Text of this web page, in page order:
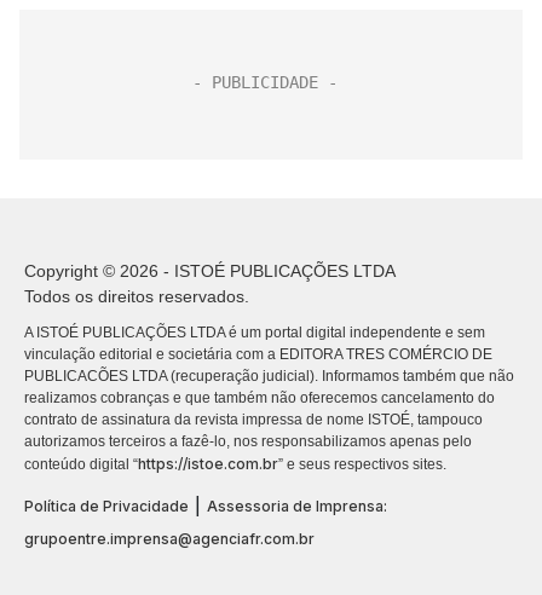
Copyright © 2026 - ISTOÉ PUBLICAÇÕES LTDA
Todos os direitos reservados.
A ISTOÉ PUBLICAÇÕES LTDA é um portal digital independente e sem
vinculação editorial e societária com a EDITORA TRES COMÉRCIO DE
PUBLICACÕES LTDA (recuperação judicial). Informamos também que não
realizamos cobranças e que também não oferecemos cancelamento do
contrato de assinatura da revista impressa de nome ISTOÉ, tampouco
autorizamos terceiros a fazê-lo, nos responsabilizamos apenas pelo
conteúdo digital “https://istoe.com.br” e seus respectivos sites.
Política de Privacidade
Assessoria de Imprensa:
grupoentre.imprensa@agenciafr.com.br